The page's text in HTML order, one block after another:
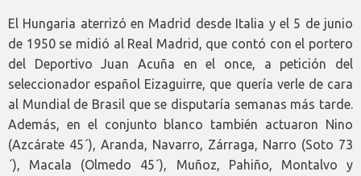
El Hungaria aterrizó en Madrid desde Italia y el 5 de junio
de 1950 se midió al Real Madrid, que contó con el portero
del Deportivo Juan Acuña en el once, a petición del
seleccionador español Eizaguirre, que quería verle de cara
al Mundial de Brasil que se disputaría semanas más tarde.
Además, en el conjunto blanco también actuaron Nino
(Azcárate 45´), Aranda, Navarro, Zárraga, Narro (Soto 73
´), Macala (Olmedo 45´), Muñoz, Pahiño, Montalvo y